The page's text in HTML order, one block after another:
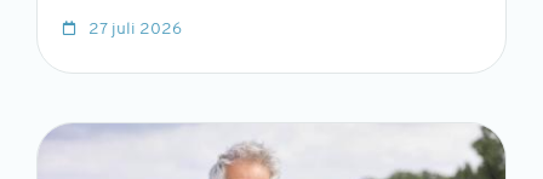
27 juli 2026